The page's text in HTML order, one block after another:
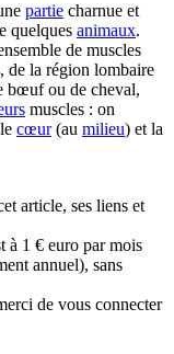
partie charnue et
quelques animaux.
de muscles
de la région lombaire
bœuf ou de cheval,
muscles : on
cœur(au milieu) et la
article, ses liens et
à 1 € euro par mois
annuel), sans
de vous connecter